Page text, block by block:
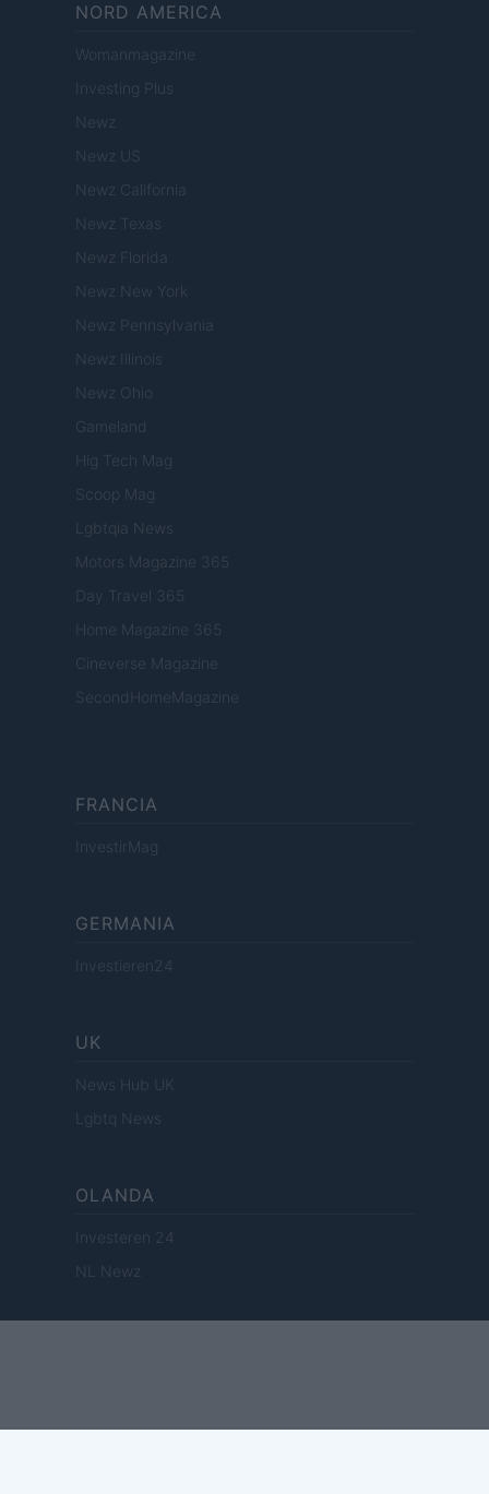
NORD AMERICA
Womanmagazine
Investing Plus
Newz
Newz US
Newz California
Newz Texas
Newz Florida
Newz New York
Newz Pennsylvania
Newz Illinois
Newz Ohio
Gameland
Hig Tech Mag
Scoop Mag
Lgbtqia News
Motors Magazine 365
Day Travel 365
Home Magazine 365
Cineverse Magazine
SecondHomeMagazine
FRANCIA
InvestirMag
GERMANIA
Investieren24
UK
News Hub UK
Lgbtq News
OLANDA
Investeren 24
NL Newz